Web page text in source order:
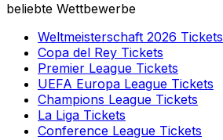
beliebte Wettbewerbe
Weltmeisterschaft 2026 Tickets
Copa del Rey Tickets
Premier League Tickets
UEFA Europa League Tickets
Champions League Tickets
La Liga Tickets
Conference League Tickets